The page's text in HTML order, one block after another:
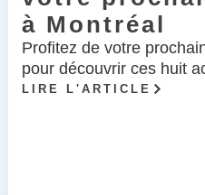
à Montréal
Profitez de votre
pour découvrir ces huit
LIRE L'ARTICLE